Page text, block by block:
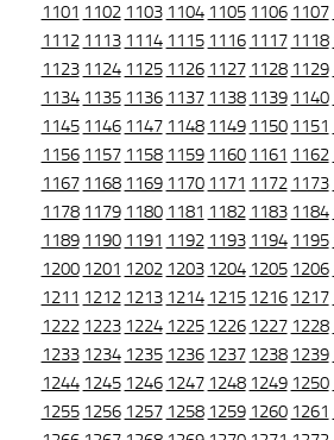
1101 1102 1103 1104 1105 1106 1107
1112 1113 1114 1115 1116 1117 1118
1123 1124 1125 1126 1127 1128 1129
1134 1135 1136 1137 1138 1139 1140
1145 1146 1147 1148 1149 1150 1151
1156 1157 1158 1159 1160 1161 1162
1167 1168 1169 1170 1171 1172 1173
1178 1179 1180 1181 1182 1183 1184
1189 1190 1191 1192 1193 1194 1195
1200 1201 1202 1203 1204 1205 1206
1211 1212 1213 1214 1215 1216 1217
1222 1223 1224 1225 1226 1227 1228
1233 1234 1235 1236 1237 1238 1239
1244 1245 1246 1247 1248 1249 1250
1255 1256 1257 1258 1259 1260 1261